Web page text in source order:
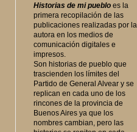
Historias de mi pueblo es la
primera recopilación de las
publicaciones realizadas por la
autora en los medios de
comunicación digitales e
impresos.
Son historias de pueblo que
trascienden los límites del
Partido de General Alvear y se
replican en cada uno de los
rincones de la provincia de
Buenos Aires ya que los
nombres cambian, pero las